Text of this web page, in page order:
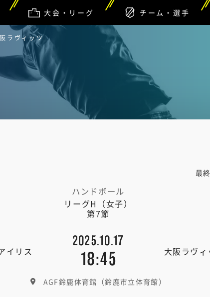
大会・リーグ チーム・選手
ラヴィッツ
最
ハンドボール
リーグH（女子）
第7節
イリス
2025.10.17
18:45 大阪ラヴィ
AGF鈴鹿体育館（鈴鹿市立体育館）